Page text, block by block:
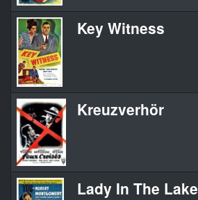
Key Witness
Kreuzverhör
Lady In The Lake